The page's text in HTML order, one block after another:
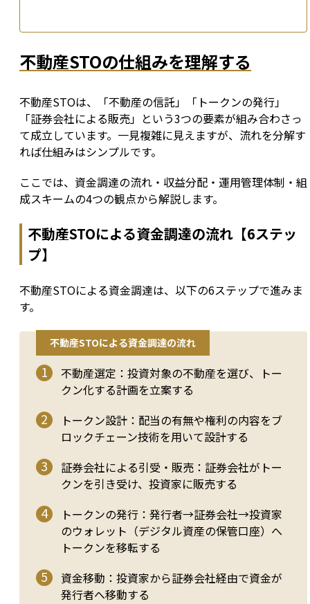
不動産STOの仕組みを理解する
不動産STOは、「不動産の信託」「トークンの発行」
「証券会社による販売」という3つの要素が組み合わさっ
て成立しています。一見複雑に見えますが、流れを分解す
れば仕組みはシンプルです。
ここでは、資金調達の流れ・収益分配・運用管理体制・組
成スキームの4つの観点から解説します。
不動産STOによる資金調達の流れ【6ステッ
プ】
不動産STOによる資金調達は、以下の6ステップで進みま
す。
不動産STOによる資金調達の流れ
不動産選定：投資対象の不動産を選び、トー
クン化する計画を立案する
トークン設計：配当の有無や権利の内容をブ
ロックチェーン技術を用いて設計する
証券会社による引受・販売：証券会社がトー
クンを引き受け、投資家に販売する
トークンの発行：発行者→証券会社→投資家
のウォレット（デジタル資産の保管口座）へ
トークンを移転する
資金移動：投資家から証券会社経由で資金が
発行者へ移動する